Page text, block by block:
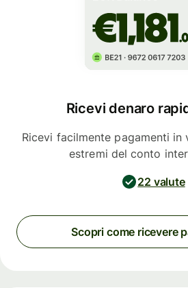
Ricevi denaro
Ricevi facilmente pagamenti in
estremi del conto
22 valute
Scopri come ricevere